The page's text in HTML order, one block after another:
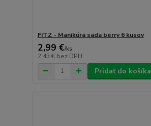
FITZ - Manikúra sada berry 6 kusov
2,99 €/ks
2,43 € bez DPH
Pridať do košíka